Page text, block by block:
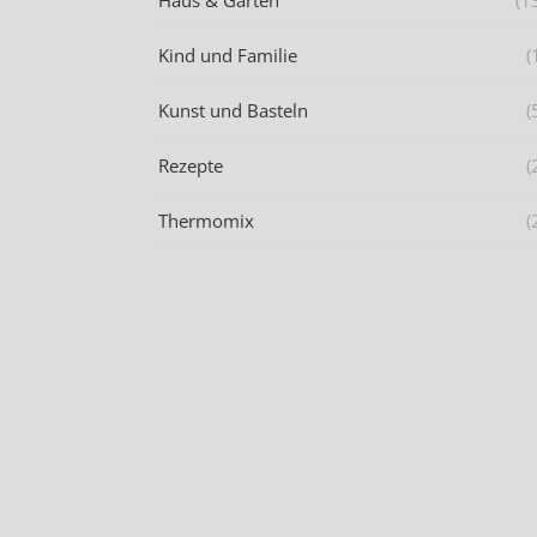
Kind und Familie
Kunst und Basteln
Rezepte
Thermomix